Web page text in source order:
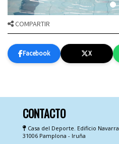
COMPARTIR
Facebook X
CONTACTO
Casa del Deporte. Edificio
31006 Pamplona - Iruña